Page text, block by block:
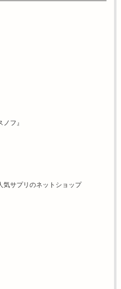
フ』
気サプリのネットショップ